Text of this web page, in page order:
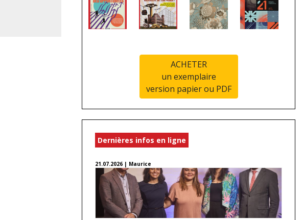
ACHETER
un exemplaire
version papier ou PDF
Dernières infos en ligne
21.07.2026 | Maurice